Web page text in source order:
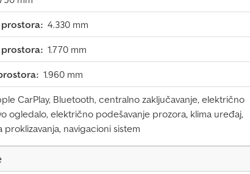
4.330 mm
1.770 mm
1.960 mm
CarPlay, Bluetooth, centralno zaključavanje, električno
ogledalo, električno podešavanje prozora, klima uređaj,
proklizavanja, navigacioni sistem